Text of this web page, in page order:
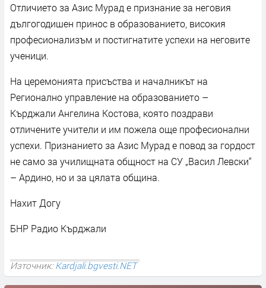
Отличието за Азис Мурад е признание за неговия
дългогодишен принос в образованието, високия
професионализъм и постигнатите успехи на неговите
ученици.
На церемонията присъства и началникът на
Регионално управление на образованието –
Кърджали Ангелина Костова, която поздрави
отличените учители и им пожела още професионални
успехи. Признанието за Азис Мурад е повод за гордост
не само за училищната общност на СУ „Васил Левски“
– Ардино, но и за цялата община.
Нахит Догу
БНР Радио Кърджали
Източник:Kardjali.bgvesti.NET